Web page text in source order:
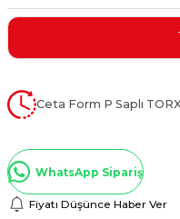
Kaplamalar
Ceta Form P Saplı
WhatsApp Sipariş
Fiyatı Düşünce Haber Ver